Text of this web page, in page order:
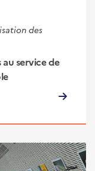
des
au service de